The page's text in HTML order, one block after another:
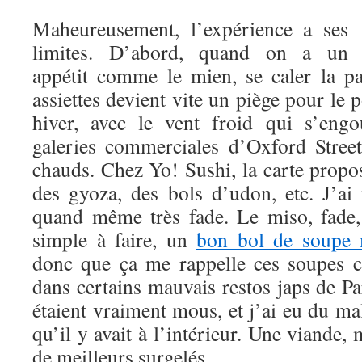
Maheureusement, l’expérience a ses
limites. D’abord, quand on a un
appétit comme le mien, se caler la
assiettes devient vite un piège pour le
hiver, avec le vent froid qui
galeries commerciales d’Oxford
chauds. Chez Yo! Sushi, la carte
des gyoza, des bols d’udon, etc.
quand même très fade. Le miso,
simple à faire, un bon bol de soupe
donc que ça me rappelle ces soupes
dans certains mauvais restos japs de
étaient vraiment mous, et j’ai eu du
qu’il y avait à l’intérieur. Une viande,
de meilleurs surgelés.